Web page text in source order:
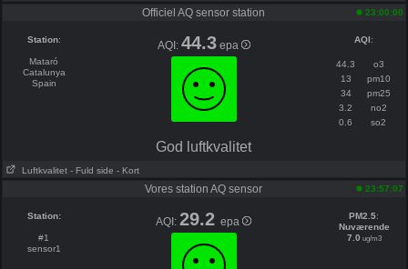
Officiel AQ sensor station 23:00:00
Station:
Mataró
Catalunya
Spain
AQI: 44.3 epa AQI:
44.3
o3
13
pm10
34
pm25
3.2
no2
0.6
so2
God luftkvalitet
Luftkvalitet - Fuld side - Kort
Vores station AQ sensor 23:57:07
Station:
#1
sensor1
AQI:29.2epa PM2.5:
Nuværende
7.0 ug/m3